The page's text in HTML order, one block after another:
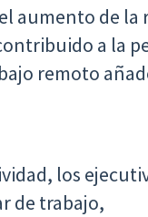
aumento de la
a la
remoto
los
de trabajo,